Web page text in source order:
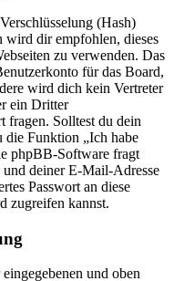
(Hash)
wird dir empfohlen, dieses
zu verwenden. Das
für das Board,
wird dich kein Vertreter
ein Dritter
fragen. Solltest du dein
die Funktion „Ich habe
phpBB-Software fragt
deiner E-Mail-Adresse
Passwort an diese
zugreifen kannst.
und oben